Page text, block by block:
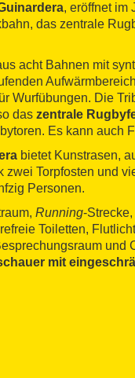
, eröffnet im
das zentrale
acht Bahnen mit
Wurfübungen. Die
das zentrale
Es kann auch
bietet Kunstrasen,
zwei Torpfosten und
Personen.
Running-
Toiletten,
und
mit